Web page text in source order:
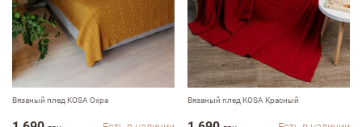
Вязаный плед KOSA Охра Вязаный плед KOSA Красный